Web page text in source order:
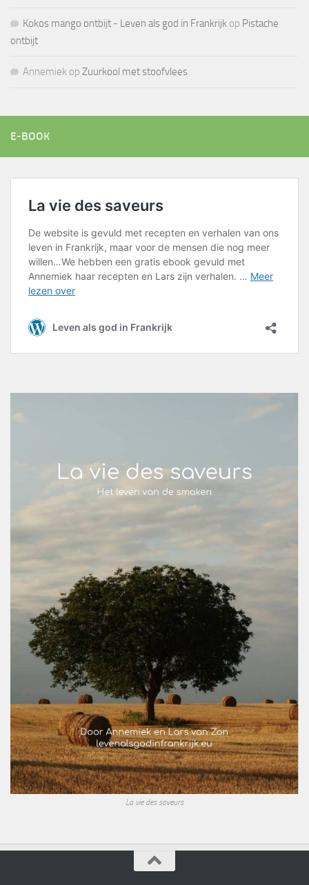
Kokos mango ontbijt - Leven als god in Frankrijk op Pistache
ontbijt
Annemiek op Zuurkool met stoofvlees
E-BOOK
La vie des saveurs